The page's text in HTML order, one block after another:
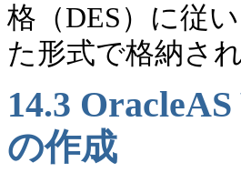
格（DES）に従
た形式で格納され
14.3 OracleAS
の作成